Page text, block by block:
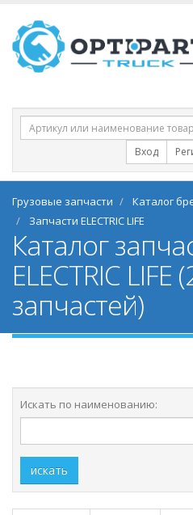
Вход
Грузовые запчасти Каталог
Запчасти ELECTRIC LIFE
Каталог
ELECTRIC LIFE
запчастей)
Искать по наименованию:
искать